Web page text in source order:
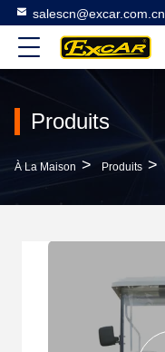
salescn@excar.com.cn
Produits
À La Maison > Produits >